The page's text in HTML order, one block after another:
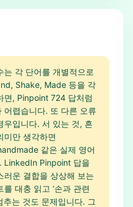
는 각 단어를 개별적으로
Shake, Made 등을 각
면, Pinpoint 724 답처럼
어렵습니다. 또 다른 오류
우입니다. 서 있는 것, 흔
미만 생각하면
같은 실제 영어
LinkedIn Pinpoint 답을
러운 결합을 상상해 보는
대충 읽고 ‘손과 관련
추는 것도 문제입니다. 그